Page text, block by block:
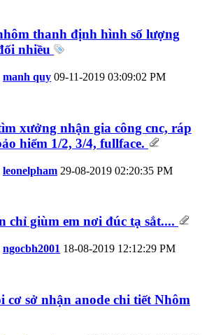
thanh định hình số lượng
nhiều
manh quy 09-11-2019 03:09:02 PM
xưởng nhận gia công cnc, ráp
hiểm 1/2, 3/4, fullface.
leonelpham 29-08-2019 02:20:35 PM
chỉ giùm em nơi đúc tạ sắt....
ngocbh2001 18-08-2019 12:12:29 PM
cơ sở nhận anode chi tiết Nhôm